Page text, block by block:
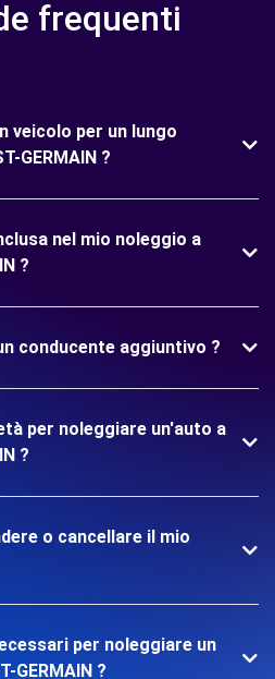
frequenti
veicolo per un lungo
GERMAIN ?
nel mio noleggio a
?
conducente aggiuntivo ?
per noleggiare un'auto a
?
o cancellare il mio
per noleggiare un
GERMAIN ?